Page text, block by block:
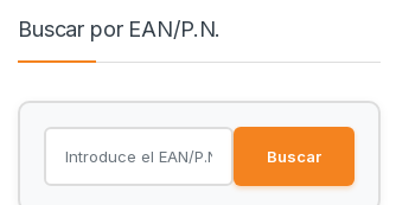
Buscar por EAN/P.N.
Buscar